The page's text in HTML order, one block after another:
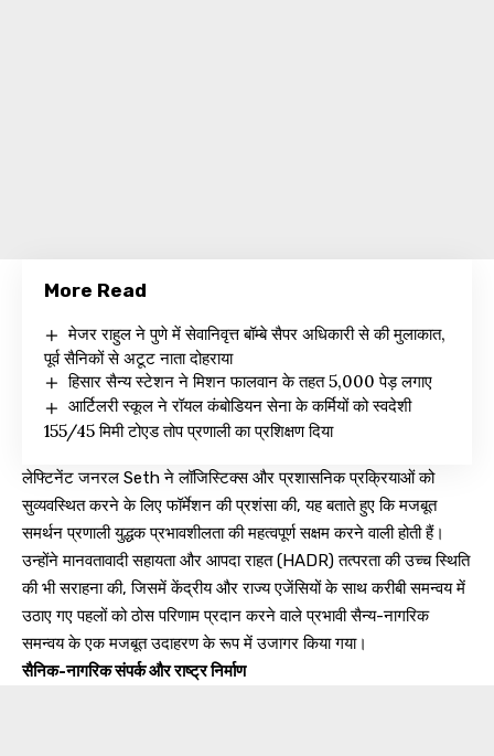
More Read
मेजर राहुल ने पुणे में सेवानिवृत्त बॉम्बे सैपर अधिकारी से की मुलाकात,
पूर्व सैनिकों से अटूट नाता दोहराया
हिसार सैन्य स्टेशन ने मिशन फालवान के तहत 5,000 पेड़ लगाए
आर्टिलरी स्कूल ने रॉयल कंबोडियन सेना के कर्मियों को स्वदेशी
155/45 मिमी टोएड तोप प्रणाली का प्रशिक्षण दिया
लेफ्टिनेंट जनरल Seth ने लॉजिस्टिक्स और प्रशासनिक प्रक्रियाओं को
सुव्यवस्थित करने के लिए फॉर्मेशन की प्रशंसा की, यह बताते हुए कि मजबूत
समर्थन प्रणाली युद्धक प्रभावशीलता की महत्वपूर्ण सक्षम करने वाली होती हैं।
उन्होंने मानवतावादी सहायता और आपदा राहत (HADR) तत्परता की उच्च स्थिति
की भी सराहना की, जिसमें केंद्रीय और राज्य एजेंसियों के साथ करीबी समन्वय में
उठाए गए पहलों को ठोस परिणाम प्रदान करने वाले प्रभावी सैन्य-नागरिक
समन्वय के एक मजबूत उदाहरण के रूप में उजागर किया गया।
सैनिक-नागरिक संपर्क और राष्ट्र निर्माण